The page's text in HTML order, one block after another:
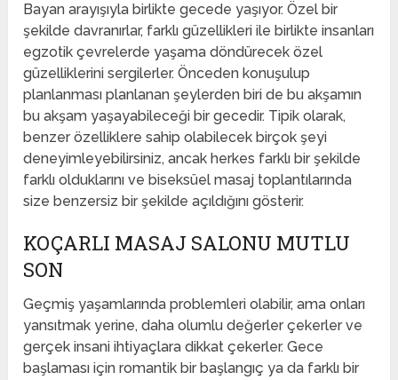
Bayan arayışıyla birlikte gecede yaşıyor. Özel bir
şekilde davranırlar, farklı güzellikleri ile birlikte insanları
egzotik çevrelerde yaşama döndürecek özel
güzelliklerini sergilerler. Önceden konuşulup
planlanması planlanan şeylerden biri de bu akşamın
bu akşam yaşayabileceği bir gecedir. Tipik olarak,
benzer özelliklere sahip olabilecek birçok şeyi
deneyimleyebilirsiniz, ancak herkes farklı bir şekilde
farklı olduklarını ve biseksüel masaj toplantılarında
size benzersiz bir şekilde açıldığını gösterir.
KOÇARLI MASAJ SALONU MUTLU
SON
Geçmiş yaşamlarında problemleri olabilir, ama onları
yansıtmak yerine, daha olumlu değerler çekerler ve
gerçek insani ihtiyaçlara dikkat çekerler. Gece
başlaması için romantik bir başlangıç ​​ya da farklı bir